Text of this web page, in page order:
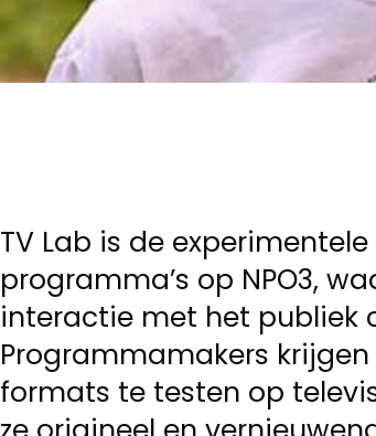
TV Lab is de
programma’s op NPO3,
interactie met het publiek
Programmamakers
formats te testen op